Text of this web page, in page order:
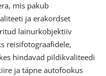
mis pakub
ja erakordset
lainurkobjektiiv
reisifotograafidele,
hindavad pildikvaliteedi
ja täpne autofookus